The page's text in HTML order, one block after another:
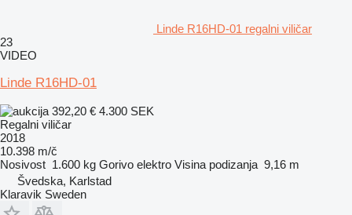
Linde R16HD-01 regalni viličar
23
VIDEO
Linde R16HD-01
392,20 € 4.300 SEK
Regalni viličar
2018
10.398 m/č
Nosivost 1.600 kg Gorivo elektro Visina podizanja 9,16 m
Švedska, Karlstad
Klaravik Sweden